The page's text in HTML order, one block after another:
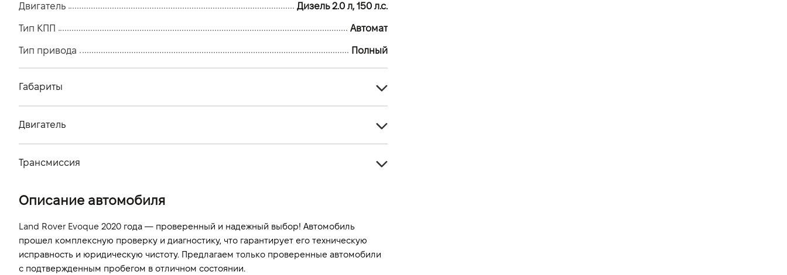
Двигатель Дизель 2.0 л, 150 л.с.
Тип КПП Автомат
Тип привода Полный
Габариты
Количество мест, шт
Двигатель
Объем двигателя (см.куб.)
Расход топлива, л/100 км (смешанный)
Выбросы CO2, г/км (смешанный)
Трансмиссия
Описание автомобиля
Land Rover Evoque 2020 года — проверенный и надежный выбор! Автомобиль
прошел комплексную проверку и диагностику, что гарантирует его техническую
исправность и юридическую чистоту. Предлагаем только проверенные автомобили
с подтвержденным пробегом в отличном состоянии.